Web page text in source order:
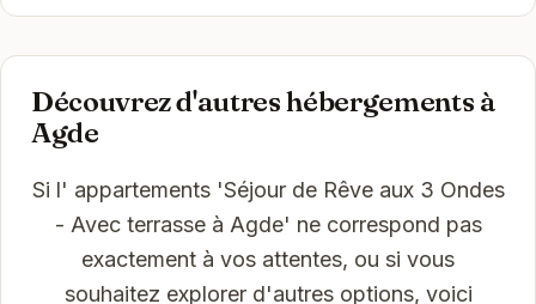
Découvrez d'autres hébergements à
Agde
Si l' appartements 'Séjour de Rêve aux 3 Ondes
- Avec terrasse à Agde' ne correspond pas
exactement à vos attentes, ou si vous
souhaitez explorer d'autres options, voici